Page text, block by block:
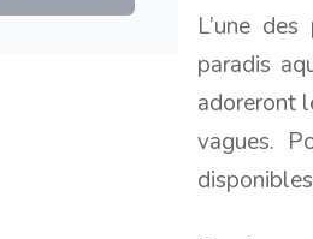
L’une
paradis
adoreront
vagues.